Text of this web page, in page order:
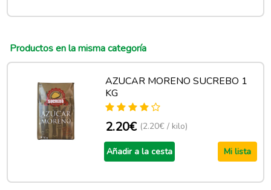
Productos en la misma categoría
AZUCAR MORENO SUCREBO 1
KG
2.20€ (2.20€ / kilo)
Añadir a la cesta Mi lista